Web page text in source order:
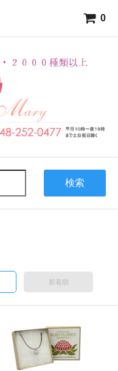
0
検索
新着順